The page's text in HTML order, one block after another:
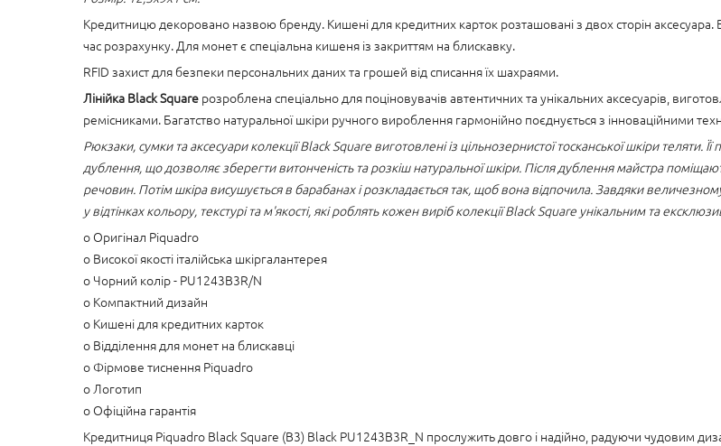
Кредитницю декоровано назвою бренду. Кишені для кредитних карток розташовані з двох сторін аксесуара.
час розрахунку. Для монет є спеціальна кишеня із закриттям на блискавку.
RFID захист для безпеки персональних даних та грошей від списання їх шахраями.
Лінійка Black Square розроблена спеціально для поціновувачів автентичних та унікальних аксесуарів,
ремісниками. Багатство натуральної шкіри ручного вироблення гармонійно поєднується з інноваційними
Рюкзаки, сумки та аксесуари колекції Black Square виготовлені із цільнозернистої тосканської шкіри теляти.
дублення, що дозволяє зберегти витонченість та розкіш натуральної шкіри. Після дублення майстра
речовин. Потім шкіра висушується в барабанах і розкладається так, щоб вона відпочила. Завдяки
у відтінках кольору, текстурі та м'якості, які роблять кожен виріб колекції Black Square унікальним та
o Оригінал Piquadro
o Високої якості італійська шкіргалантерея
o Чорний колір - PU1243B3R/N
o Компактний дизайн
o Кишені для кредитних карток
o Відділення для монет на блискавці
o Фірмове тиснення Piquadro
o Логотип
o Офіційна гарантія
Кредитниця Piquadro Black Square (B3) Black PU1243B3R_N прослужить довго і надійно, радуючи чудовим